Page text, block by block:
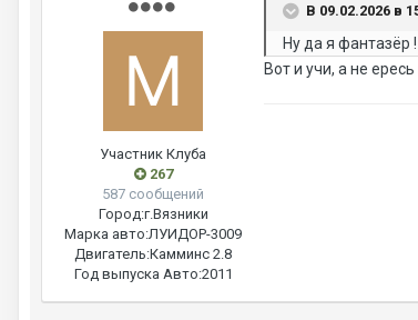
Участник Клуба
267
587 сообщений
Город:г.Вязники
Марка авто:ЛУИДОР-3009
Двигатель:Камминс 2.8
Год выпуска Авто:2011
В 09.02.2026 в
Ну да я фантазёр
Вот и учи, а не ересь